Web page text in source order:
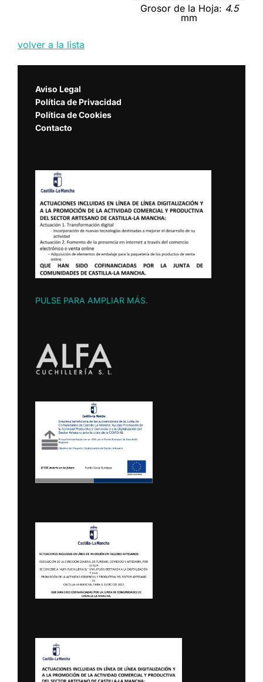
Grosor de la Hoja: 4.5
mm
volver a la lista
Aviso Legal
Política de Privacidad
Política de Cookies
Contacto
PULSE PARA AMPLIAR MÁS.